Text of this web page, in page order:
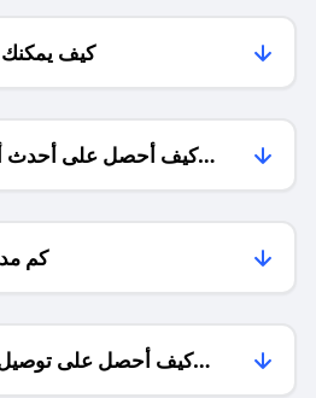
كيف
كيف أحصل على أحدث
كم
كيف أحصل على